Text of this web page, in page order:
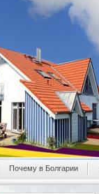
Почему в Болгарии